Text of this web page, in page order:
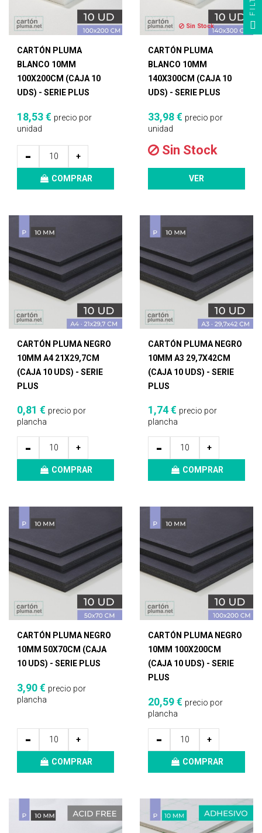
CARTÓN PLUMA
BLANCO 10MM
100X200CM (CAJA 10
UDS) - SERIE PLUS
18,53 € precio por
unidad
+
-
COMPRAR
Sin Stock
CARTÓN PLUMA
BLANCO 10MM
140X300CM (CAJA 10
UDS) - SERIE PLUS
33,98 € precio por
unidad
Sin Stock
VER
CARTÓN PLUMA NEGRO
10MM A4 21X29,7CM
(CAJA 10 UDS) - SERIE
PLUS
0,81 € precio por
plancha
+
-
COMPRAR
CARTÓN PLUMA NEGRO
10MM A3 29,7X42CM
(CAJA 10 UDS) - SERIE
PLUS
1,74 € precio por
plancha
+
-
COMPRAR
CARTÓN PLUMA NEGRO
10MM 50X70CM (CAJA
10 UDS) - SERIE PLUS
3,90 € precio por
plancha
+
-
COMPRAR
CARTÓN PLUMA NEGRO
10MM 100X200CM
(CAJA 10 UDS) - SERIE
PLUS
20,59 € precio por
plancha
+
-
COMPRAR